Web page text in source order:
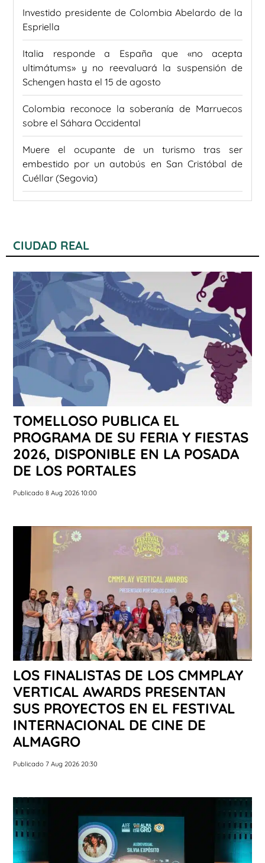
Investido presidente de Colombia Abelardo de la
Espriella
Italia responde a España que «no acepta
ultimátums» y no reevaluará la suspensión de
Schengen hasta el 15 de agosto
Colombia reconoce la soberanía de Marruecos
sobre el Sáhara Occidental
Muere el ocupante de un turismo tras ser
embestido por un autobús en San Cristóbal de
Cuéllar (Segovia)
CIUDAD REAL
TOMELLOSO PUBLICA EL
PROGRAMA DE SU FERIA Y FIESTAS
2026, DISPONIBLE EN LA POSADA
DE LOS PORTALES
Publicado 8 Aug 2026 10:00
LOS FINALISTAS DE LOS CMMPLAY
VERTICAL AWARDS PRESENTAN
SUS PROYECTOS EN EL FESTIVAL
INTERNACIONAL DE CINE DE
ALMAGRO
Publicado 7 Aug 2026 20:30